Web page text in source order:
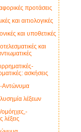
προτάσεις
και αιτιολογικές
και υποθετικές
και
ασκήσεις
Αντώνυμα
λέξεων